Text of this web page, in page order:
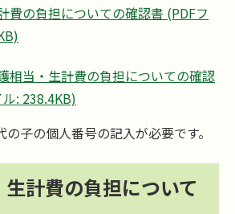
費の負担についての確認書 (PDFフ
相当・生計費の負担についての確認
: 238.4KB)
の子の個人番号の記入が必要です。
計費の負担について